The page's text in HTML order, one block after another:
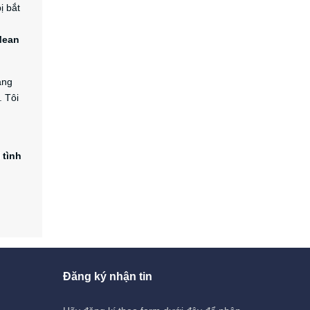
bắt
Tôi
tình
Đăng ký nhận tin